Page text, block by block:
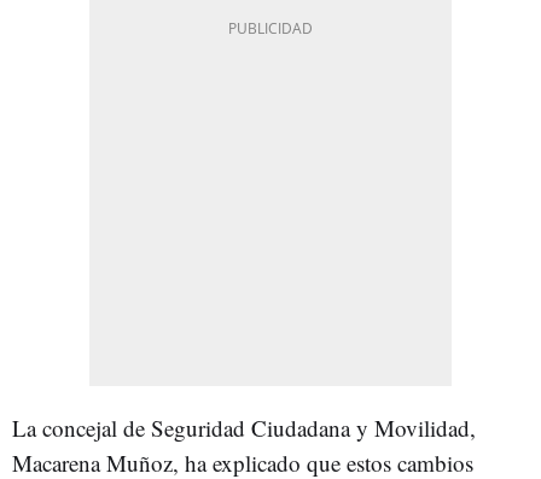
La concejal de Seguridad Ciudadana y Movilidad,
Macarena Muñoz, ha explicado que estos cambios